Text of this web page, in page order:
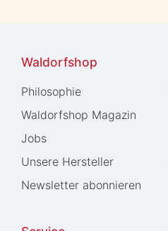
Waldorfshop
Philosophie
Waldorfshop Magazin
Jobs
Unsere Hersteller
Newsletter abonnieren